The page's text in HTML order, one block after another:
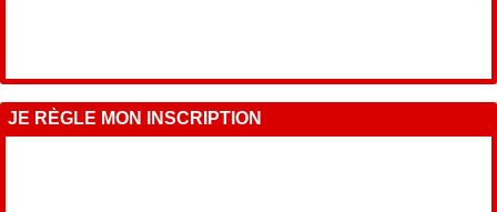
JE RÈGLE MON INSCRIPTION